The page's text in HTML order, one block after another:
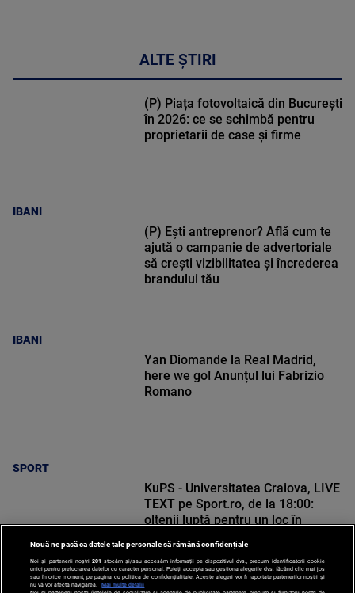
ALTE ȘTIRI
IBANI
(P) Piața fotovoltaică din București
în 2026: ce se schimbă pentru
proprietarii de case și firme
IBANI
(P) Ești antreprenor? Află cum te
ajută o campanie de advertoriale
să crești vizibilitatea și încrederea
brandului tău
SPORT
Yan Diomande la Real Madrid,
here we go! Anunțul lui Fabrizio
Romano
KuPS - Universitatea Craiova, LIVE
TEXT pe Sport.ro, de la 18:00:
oltenii luptă pentru un loc în
Nouă ne pasă ca datele tale personale să rămână confidențiale
Noi și partenerii noștri 201 stocăm și/sau accesăm informații pe dispozitivul dvs., precum identificatorii cookie
unici pentru prelucrarea datelor cu caracter personal. Puteți accepta sau gestiona alegerile dvs. făcând clic mai jos
sau în orice moment, pe pagina cu politica de confidențialitate. Aceste alegeri vor fi raportate partenerilor noștri și
nu vă vor afecta navigarea.
Mai multe detalii